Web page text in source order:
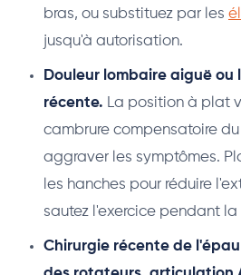
bras, ou substituez par les
jusqu'à autorisation.
Douleur lombaire aiguë ou
récente. La position à plat
cambrure compensatoire
aggraver les symptômes.
les hanches pour réduire
sautez l'exercice pendant
Chirurgie récente de